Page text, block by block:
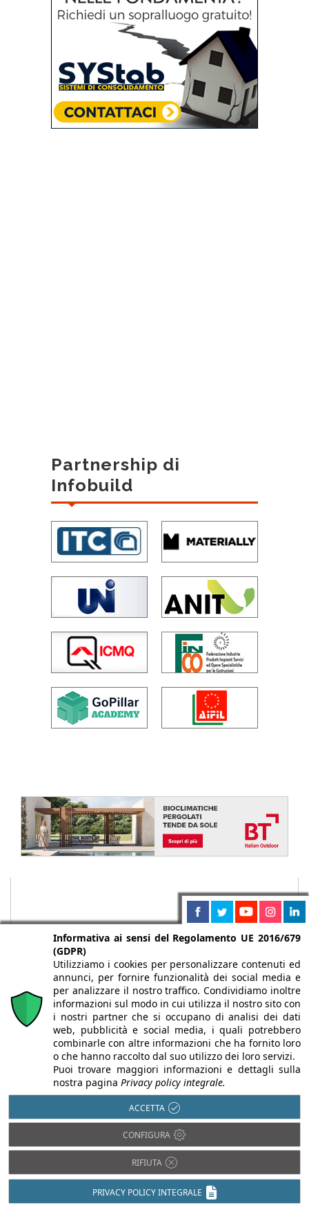
Partnership di
Infobuild
Chi siamo Autori Per la tua pubblicità
Iscriviti alla
newsletter
Infobuild è testata registrata presso il Tribunale di Milano al n° 63
dell’8/3/2013 - ISSN 2282-2267
© 2000-2026 Infoweb srl - P.IVA 13155920153 - Tutti i diritti
riservati |Privacy
Informativa ai sensi del Regolamento UE 2016/679
(GDPR)
Utilizziamo i cookies per personalizzare contenuti ed
annunci, per fornire funzionalità dei social media e
per analizzare il nostro traffico. Condividiamo inoltre
informazioni sul modo in cui utilizza il nostro sito con
i nostri partner che si occupano di analisi dei dati
web, pubblicità e social media, i quali potrebbero
combinarle con altre informazioni che ha fornito loro
o che hanno raccolto dal suo utilizzo dei loro servizi.
Puoi trovare maggiori informazioni e dettagli sulla
nostra pagina Privacy policy integrale.
ACCETTA
CONFIGURA
RIFIUTA
PRIVACY POLICY INTEGRALE